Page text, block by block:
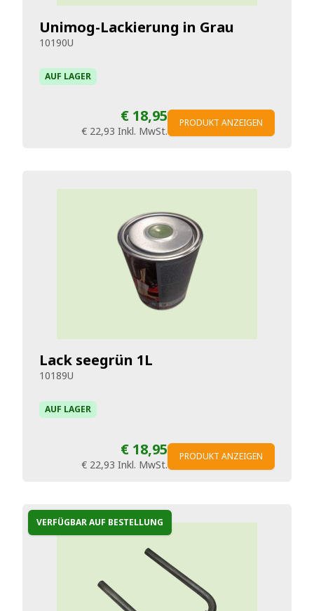
Unimog-Lackierung in Grau
10190U
AUF LAGER
€ 18,95
€ 22,93 Inkl. MwSt.
PRODUKT ANZEIGEN
Lack seegrün 1L
10189U
AUF LAGER
€ 18,95
€ 22,93 Inkl. MwSt.
PRODUKT ANZEIGEN
VERFÜGBAR AUF BESTELLUNG